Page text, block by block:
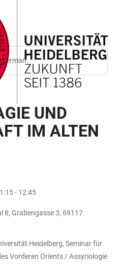
UND
IM ALTEN
- 12:45
8, Grabengasse 3, 69117
Heidelberg, Seminar für
Vorderen Orients / Assyriologie